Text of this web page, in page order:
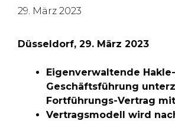
29. März 2023
Düsseldorf, 29. März 2023
Eigenverwaltende Hakle-
Geschäftsführung
Fortführungs-Vertrag
Vertragsmodell wird